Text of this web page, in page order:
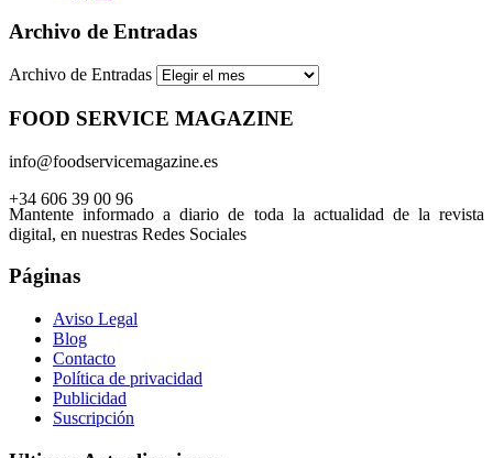
Archivo de Entradas
Archivo de Entradas
FOOD SERVICE MAGAZINE
info@foodservicemagazine.es
+34 606 39 00 96
Mantente informado a diario de toda la actualidad de la revista
digital, en nuestras Redes Sociales
Páginas
Aviso Legal
Blog
Contacto
Política de privacidad
Publicidad
Suscripción